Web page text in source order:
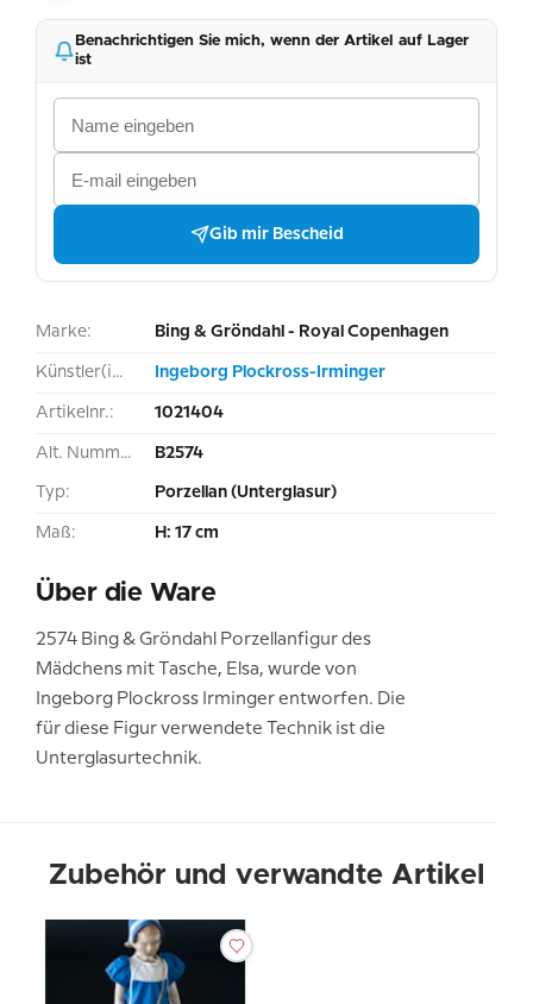
Benachrichtigen Sie mich, wenn der Artikel auf Lager
ist
Gib mir Bescheid
Marke: Bing & Gröndahl - Royal Copenhagen
Künstler(in): Ingeborg Plockross-Irminger
Artikelnr.: 1021404
Alt. Nummer: B2574
Typ: Porzellan (Unterglasur)
Maß: H: 17 cm
Über die Ware
2574 Bing & Gröndahl Porzellanfigur des
Mädchens mit Tasche, Elsa, wurde von
Ingeborg Plockross Irminger entworfen. Die
für diese Figur verwendete Technik ist die
Unterglasurtechnik.
Zubehör und verwandte Artikel